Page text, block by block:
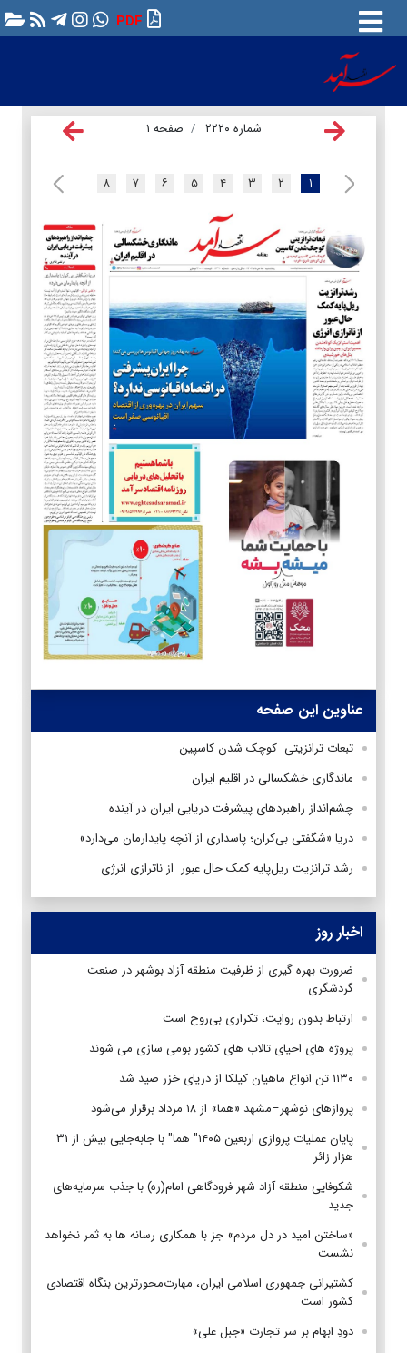
PDF
شماره ۲۲۲۰ صفحه ۱
۱ ۲ ۳ ۴ ۵ ۶ ۷ ۸
عناوین این صفحه
تبعات ترانزیتی کوچک شدن کاسپین
ماندگاری خشکسالی در اقلیم ایران
چشم‌انداز راهبردهای پیشرفت دریایی ایران در آینده
دریا «شگفتی بی‌کران؛ پاسداری از آنچه پایدارمان می‌دارد»
رشد ترانزیت ریل‌پایه کمک حال عبور از ناترازی انرژی
اخبار روز
ضرورت بهره گیری از ظرفیت منطقه آزاد بوشهر در صنعت
گردشگری
ارتباط بدون روایت، تکراری بی‌روح است
پروژه های احیای تالاب های کشور بومی سازی می شوند
۱۱۳۰ تن انواع ماهیان کیلکا از دریای خزر صید شد
پروازهای نوشهر–مشهد «هما» از ۱۸ مرداد برقرار می‌شود
پایان عملیات پروازی اربعین ۱۴۰۵" هما" با جابه‌جایی بیش از ۳۱
هزار زائر
شکوفایی منطقه آزاد شهر فرودگاهی امام(ره) با جذب سرمایه‌های
جدید
«ساختن امید در دل مردم» جز با همکاری رسانه ها به ثمر نخواهد
نشست
کشتیرانی جمهوری اسلامی ایران، مهارت‌محورترین بنگاه اقتصادی
کشور است
دودِ ابهام بر سر تجارت «جبل علی»